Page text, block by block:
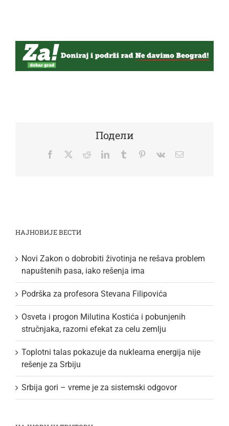
Подели
Facebook
TwitterRedditLinkedInTumblr Pinterest
Vk Email
НАЈНОВИЈЕ ВЕСТИ
Novi Zakon o dobrobiti životinja ne rešava problem
napuštenih pasa, iako rešenja ima
Podrška za profesora Stevana Filipovića
Osveta i progon Milutina Kostića i pobunjenih
stručnjaka, razorni efekat za celu zemlju
Toplotni talas pokazuje da nuklearna energija nije
rešenje za Srbiju
Srbija gori – vreme je za sistemski odgovor